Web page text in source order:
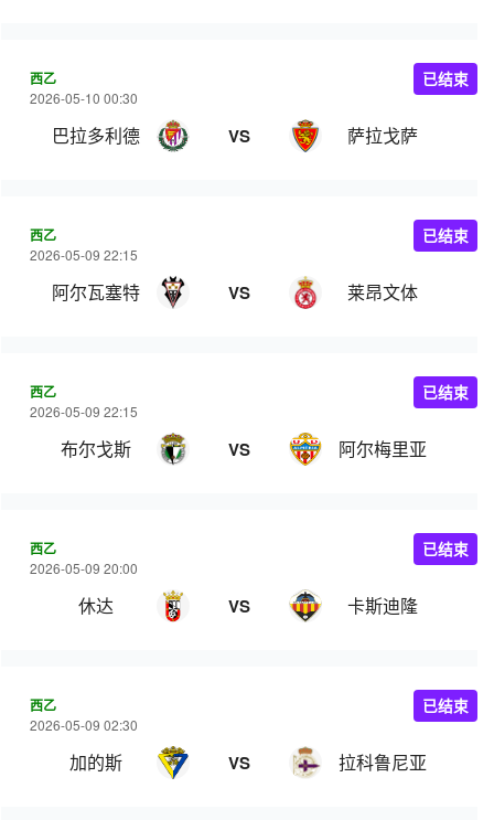
西乙
2026-05-10 00:30
巴拉多利德 VS 萨拉戈萨
已结束
西乙
2026-05-09 22:15
阿尔瓦塞特 VS 莱昂文体
已结束
西乙
2026-05-09 22:15
布尔戈斯 VS 阿尔梅里亚
已结束
西乙
2026-05-09 20:00
休达 VS 卡斯迪隆
已结束
西乙
2026-05-09 02:30
加的斯 VS 拉科鲁尼亚
已结束